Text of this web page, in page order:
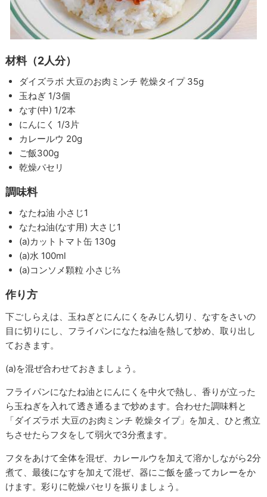
材料（2人分）
ダイズラボ 大豆のお肉ミンチ 乾燥タイプ 35g
玉ねぎ 1/3個
なす(中) 1/2本
にんにく 1/3片
カレールウ 20g
ご飯300g
乾燥パセリ
調味料
なたね油 小さじ1
なたね油(なす用) 大さじ1
(a)カットトマト缶 130g
(a)水 100ml
(a)コンソメ顆粒 小さじ⅔
作り方
下ごしらえは、玉ねぎとにんにくをみじん切り、なすをさいの
目に切りにし、フライパンになたね油を熱して炒め、取り出し
ておきます。
(a)を混ぜ合わせておきましょう。
フライパンになたね油とにんにくを中火で熱し、香りが立った
ら玉ねぎを入れて透き通るまで炒めます。合わせた調味料と
「ダイズラボ 大豆のお肉ミンチ 乾燥タイプ」を加え、ひと煮立
ちさせたらフタをして弱火で3分煮ます。
フタをあけて全体を混ぜ、カレールウを加えて溶かしながら2分
煮て、最後になすを加えて混ぜ、器にご飯を盛ってカレーをか
けます。彩りに乾燥パセリを振りましょう。